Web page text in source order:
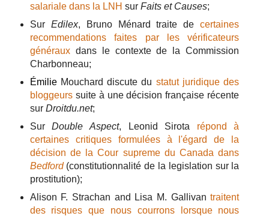
salariale dans la LNH sur Faits et Causes;
Sur Edilex, Bruno Ménard traite decertaines
recommendations faites par les vérificateurs
générauxdans le contexte de la Commission
Charbonneau;
ÉmilieMouchard discute du statut juridique des
bloggeurssuite à une décision française récente
sur Droitdu.net;
SurDouble Aspect, Leonid Sirota répond à
certaines critiques formulées à l'égard de la
décision de la Cour supreme du Canada dans
Bedford(constitutionnalité de la legislation sur la
prostitution);
Alison F. Strachan and Lisa M. Gallivan traitent
des risques que nous courrons lorsque nous